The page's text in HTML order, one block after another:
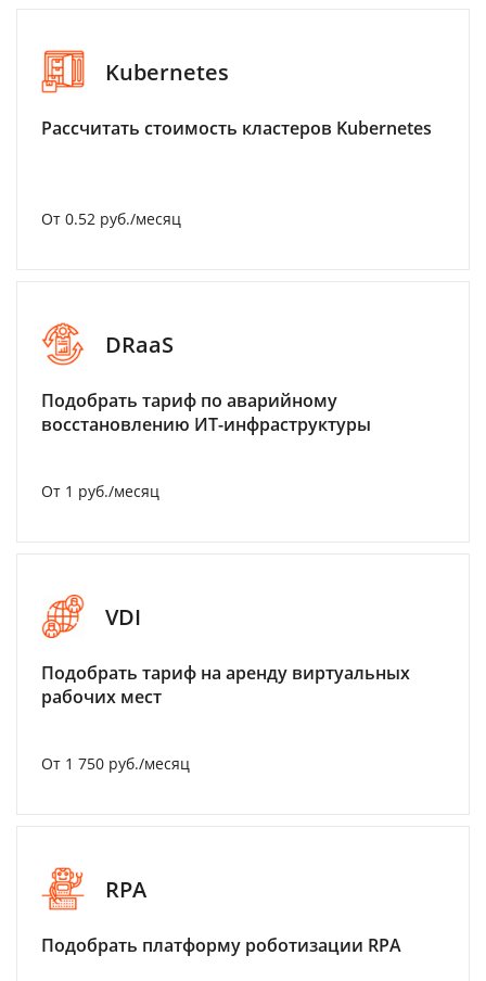
Kubernetes
Рассчитать стоимость кластеров Kubernetes
От 0.52 руб./месяц
DRaaS
Подобрать тариф по аварийному
восстановлению ИТ-инфраструктуры
От 1 руб./месяц
VDI
Подобрать тариф на аренду виртуальных
рабочих мест
От 1 750 руб./месяц
RPA
Подобрать платформу роботизации RPA